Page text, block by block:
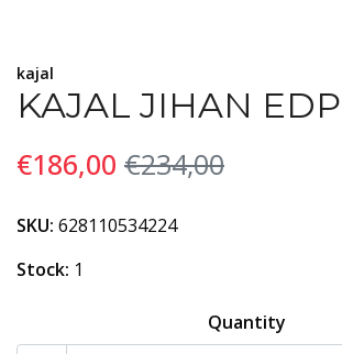
kajal
KAJAL JIHAN
€186,00 €234,00
SKU: 628110534224
Stock: 1
Quantity